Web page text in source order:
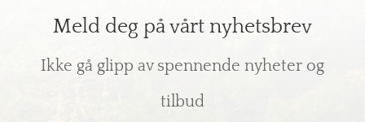
Meld deg på vårt nyhetsbrev
Ikke gå glipp av spennende nyheter og
tilbud